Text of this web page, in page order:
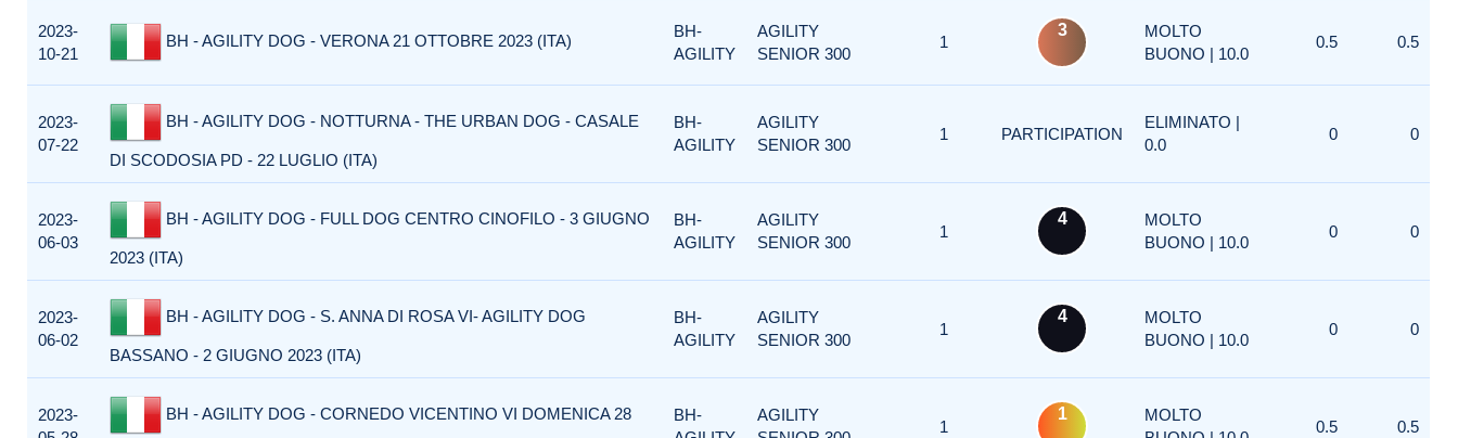
2023-
10-21
BH - AGILITY DOG - VERONA 21 OTTOBRE 2023 (ITA)
BH-
AGILITY
AGILITY
SENIOR 300
1
3
MOLTO
BUONO | 10.0
0.5 0.5
2023-
07-22
BH - AGILITY DOG - NOTTURNA - THE URBAN DOG - CASALE
DI SCODOSIA PD - 22 LUGLIO (ITA)
BH-
AGILITY
AGILITY
SENIOR 300
1 PARTICIPATION
ELIMINATO |
0.0
0 0
2023-
06-03
BH - AGILITY DOG - FULL DOG CENTRO CINOFILO - 3 GIUGNO
2023 (ITA)
BH-
AGILITY
AGILITY
SENIOR 300
1
4
MOLTO
BUONO | 10.0
0 0
2023-
06-02
BH - AGILITY DOG - S. ANNA DI ROSA VI- AGILITY DOG
BASSANO - 2 GIUGNO 2023 (ITA)
BH-
AGILITY
AGILITY
SENIOR 300
1
4
MOLTO
BUONO | 10.0
0 0
2023-
BH - AGILITY DOG - CORNEDO VICENTINO VI DOMENICA 28
BH-
AGILITY
1
1
MOLTO
0.5 0.5